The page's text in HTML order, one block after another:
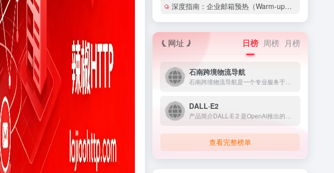
深度指南：企业邮箱预热（Warm-up）的详细技巧与实操策略（含配图）
网址 日榜 周榜 月榜
石南跨境物流导航
DALL·E2
查看完整榜单